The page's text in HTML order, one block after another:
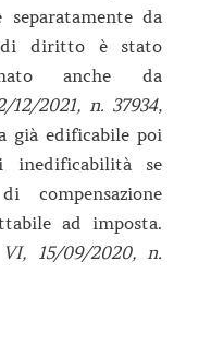
da
diritto è stato
anche da
12/2021, n. 37934,
già edificabile poi
inedificabilità se
compensazione
ad imposta.
VI, 15/09/2020, n.